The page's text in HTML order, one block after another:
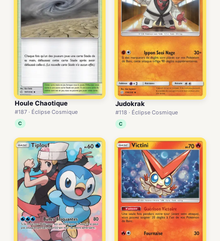
Houle Chaotique
#187 · Éclipse Cosmique
C
Judokrak
#118 · Éclipse Cosmique
C